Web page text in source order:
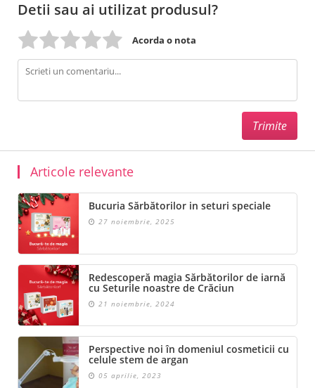
Tratament cu Celule Stem de Argan
Detii sau ai utilizat produsul?
Acorda o nota
Articole relevante
Bucuria Sărbătorilor in seturi speciale
27 noiembrie, 2025
Redescoperă magia Sărbătorilor de iarnă
cu Seturile noastre de Crăciun
21 noiembrie, 2024
Perspective noi în domeniul cosmeticii cu
celule stem de argan
05 aprilie, 2023